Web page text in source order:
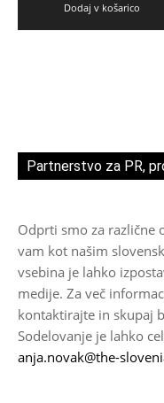
Dodaj v košarico
Partnerstvo za PR,
Odprti smo za različne
vam kot našim
vsebina je lahko
medije. Za več
kontaktirajte in skupaj
Sodelovanje je lahko
anja.novak@the-